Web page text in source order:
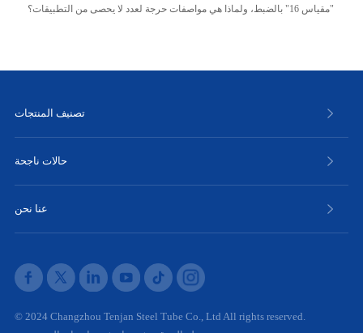
"مقياس 16" بالضبط، ولماذا هي مواصفات حرجة لعدد لا يحصى من التطبيقات؟
تصنيف المنتجات
حالات ناجحة
عنا نحن
© 2024 Changzhou Tenjan Steel Tube Co., Ltd All rights reserved.